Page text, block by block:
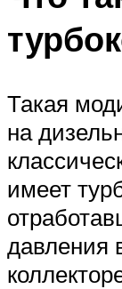
Такая
на
имеет
давления